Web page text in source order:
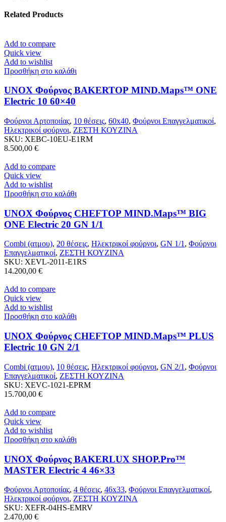
Related Products
Add to compare
Quick view
Add to wishlist
Προσθήκη στο καλάθι
UNOX Φούρνος BAKERTOP MIND.Maps™ ONE
Electric 10 60×40
Φούρνοι Αρτοποιίας, 10 θέσεις, 60x40, Φούρνοι Επαγγελματικοί,
Ηλεκτρικοί φούρνοι, ΖΕΣΤΗ ΚΟΥΖΙΝΑ
SKU: XEBC-10EU-E1RM
8.500,00 €
Add to compare
Quick view
Add to wishlist
Προσθήκη στο καλάθι
UNOX Φούρνος CHEFTOP MIND.Maps™ BIG
ONE Electric 20 GN 1/1
Combi (ατμου), 20 θέσεις, Ηλεκτρικοί φούρνοι, GN 1/1, Φούρνοι
Επαγγελματικοί, ΖΕΣΤΗ ΚΟΥΖΙΝΑ
SKU: XEVL-2011-E1RS
14.200,00 €
Add to compare
Quick view
Add to wishlist
Προσθήκη στο καλάθι
UNOX Φούρνος CHEFTOP MIND.Maps™ PLUS
Electric 10 GN 2/1
Combi (ατμου), 10 θέσεις, Ηλεκτρικοί φούρνοι, GN 2/1 , Φούρνοι
Επαγγελματικοί, ΖΕΣΤΗ ΚΟΥΖΙΝΑ
SKU: XEVC-1021-EPRM
15.700,00 €
Add to compare
Quick view
Add to wishlist
Προσθήκη στο καλάθι
UNOX Φούρνος BAKERLUX SHOP.Pro™
MASTER Electric 4 46×33
Φούρνοι Αρτοποιίας, 4 θέσεις, 46x33, Φούρνοι Επαγγελματικοί,
Ηλεκτρικοί φούρνοι, ΖΕΣΤΗ ΚΟΥΖΙΝΑ
SKU: XEFR-04HS-EMRV
2.470,00 €